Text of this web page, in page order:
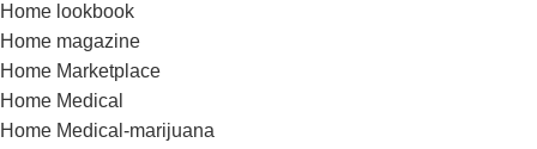
Home lookbook
Home magazine
Home Marketplace
Home Medical
Home Medical-marijuana